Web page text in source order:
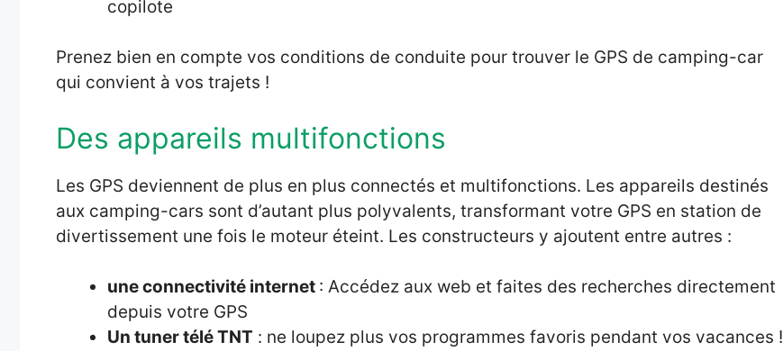
copilote
Prenez bien en compte vos conditions de conduite pour trouver le GPS de camping-car
qui convient à vos trajets !
Des appareils multifonctions
Les GPS deviennent de plus en plus connectés et multifonctions. Les appareils destinés
aux camping-cars sont d’autant plus polyvalents, transformant votre GPS en station de
divertissement une fois le moteur éteint. Les constructeurs y ajoutent entre autres :
une connectivité internet : Accédez aux web et faites des recherches directement
depuis votre GPS
Un tuner télé TNT : ne loupez plus vos programmes favoris pendant vos vacances !